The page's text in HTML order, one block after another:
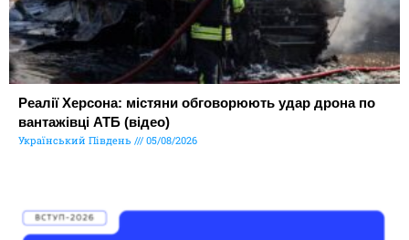
Реалії Херсона: містяни обговорюють удар дрона по
вантажівці АТБ (відео)
Український Південь 05/08/2026